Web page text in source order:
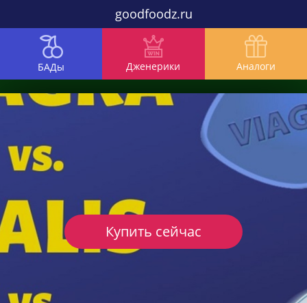
goodfoodz.ru
БАДы Дженерики Аналоги
Купить сейчас